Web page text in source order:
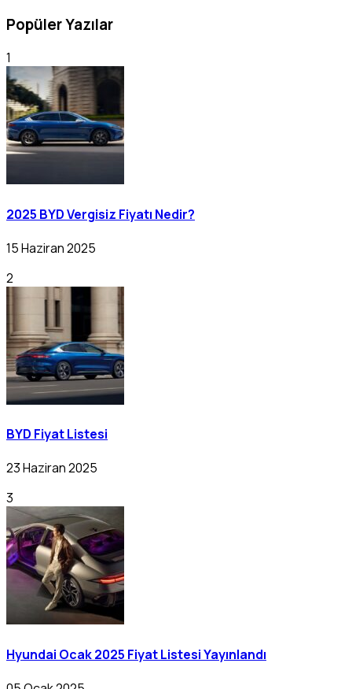
Popüler Yazılar
1
2025 BYD Vergisiz Fiyatı Nedir?
15 Haziran 2025
2
BYD Fiyat Listesi
23 Haziran 2025
3
Hyundai Ocak 2025 Fiyat Listesi Yayınlandı